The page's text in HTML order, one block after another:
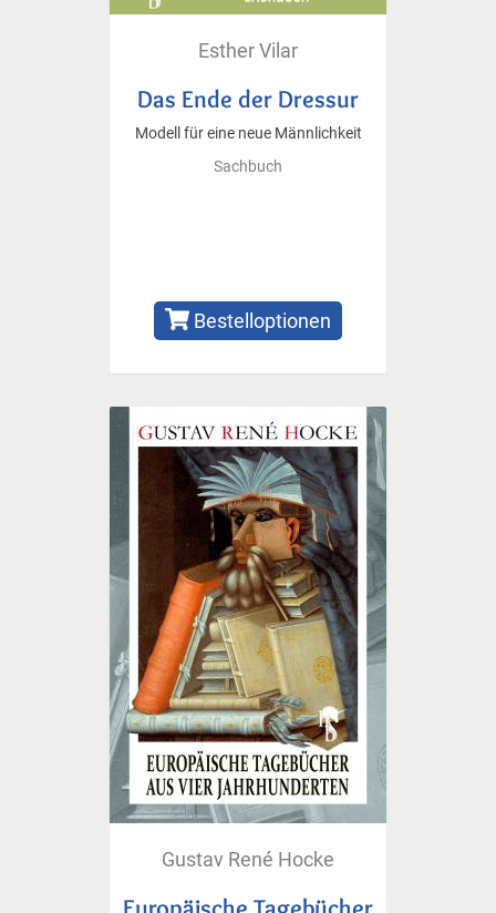
Esther Vilar
Das Ende der Dressur
Modell für eine neue Männlichkeit
Sachbuch
Bestelloptionen
Gustav René Hocke
Europäische Tagebücher